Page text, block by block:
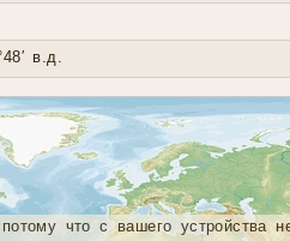
в.д.
что с вашего устройства